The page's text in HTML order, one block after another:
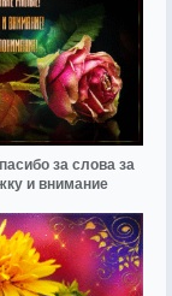
за слова за
и внимание